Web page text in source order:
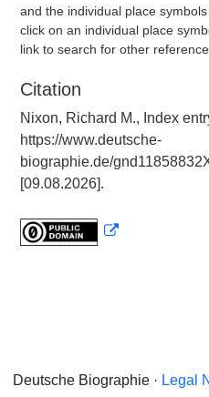
and the individual place
click on an individual place
link to search for other
Citation
Nixon, Richard M., Index
https://www.deutsche-
biographie.de/
[09.08.2026].
Deutsche Biographie · Legal